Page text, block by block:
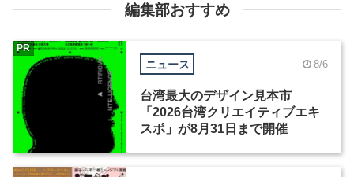
編集部おすすめ
ニュース 8/6
台湾最大のデザイン見本市
「2026台湾クリエイティブエキ
スポ」が8月31日まで開催
PR